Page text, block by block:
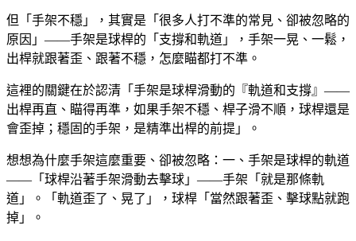
但「手架不穩」，其實是「很多人打不準的常見、卻被忽略的
原因」——手架是球桿的「支撐和軌道」，手架一晃、一鬆，
出桿就跟著歪、跟著不穩，怎麼瞄都打不準。
這裡的關鍵在於認清「手架是球桿滑動的『軌道和支撐』——
出桿再直、瞄得再準，如果手架不穩、桿子滑不順，球桿還是
會歪掉；穩固的手架，是精準出桿的前提」。
想想為什麼手架這麼重要、卻被忽略：一、手架是球桿的軌道
——「球桿沿著手架滑動去擊球」——手架「就是那條軌
道」。「軌道歪了、晃了」，球桿「當然跟著歪、擊球點就跑
掉」。